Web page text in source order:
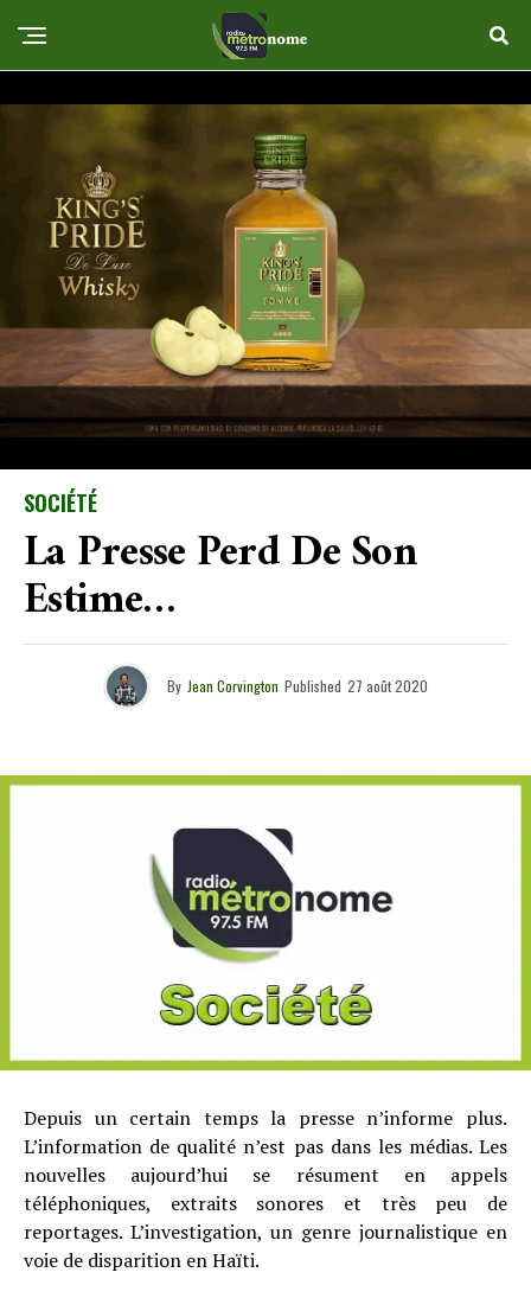
SOCIÉTÉ
La Presse Perd De Son
Estime…
By Jean Corvington Published 27 août 2020
Depuis un certain temps la presse n’informe plus.
L’information de qualité n’est pas dans les médias. Les
nouvelles aujourd’hui se résument en appels
téléphoniques, extraits sonores et très peu de
reportages. L’investigation, un genre journalistique en
voie de disparition en Haïti.